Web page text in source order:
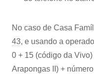
No caso de Casa
43, e usando a
0 + 15 (código da
Arapongas II) +